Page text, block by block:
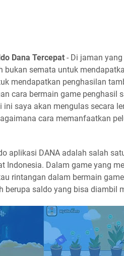
Dana Tercepat - Di jaman
bukan semata untuk
mendapatkan penghasilan
cara bermain game penghasil
ini saya akan mengulas secara
cara memanfaatkan
aplikasi DANA adalah salah
Indonesia. Dalam game yang
rintangan dalam bermain
berupa saldo yang bisa diambil